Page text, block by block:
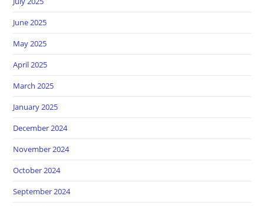
June 2025
May 2025
April 2025
March 2025
January 2025
December 2024
November 2024
October 2024
September 2024